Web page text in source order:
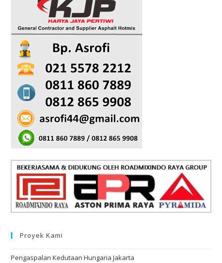
Proyek Kami
Pengaspalan Kedutaan Hungaria Jakarta